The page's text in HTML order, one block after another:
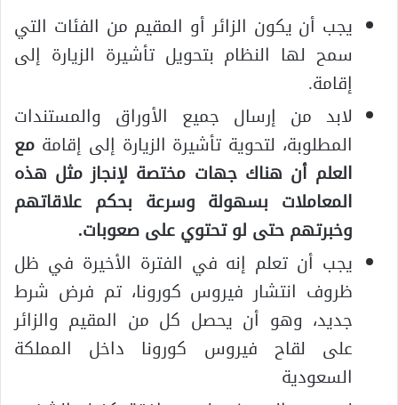
يجب أن يكون الزائر أو المقيم من الفئات التي
سمح لها النظام بتحويل تأشيرة الزيارة إلى
إقامة.
لابد من إرسال جميع الأوراق والمستندات
المطلوبة، لتحوية تأشيرة الزيارة إلى إقامة مع
العلم أن هناك جهات مختصة لإنجاز مثل هذه
المعاملات بسهولة وسرعة بحكم علاقاتهم
وخبرتهم حتى لو تحتوي على صعوبات.
يجب أن تعلم إنه في الفترة الأخيرة في ظل
ظروف انتشار فيروس كورونا، تم فرض شرط
جديد، وهو أن يحصل كل من المقيم والزائر
على لقاح فيروس كورونا داخل المملكة
السعودية